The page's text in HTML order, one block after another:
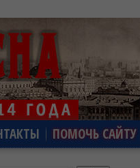
ПОМОЧЬ САЙТУ